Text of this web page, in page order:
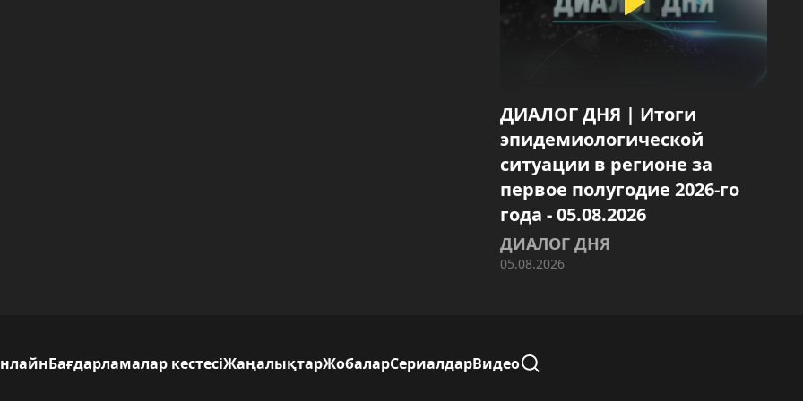
ДИАЛОГ ДНЯ | Итоги
эпидемиологической
ситуации в регионе за
первое полугодие 2026-го
года - 05.08.2026
ДИАЛОГ ДНЯ
05.08.2026
Бағдарламалар кестесіЖаңалықтарЖобаларСериалдарВидео